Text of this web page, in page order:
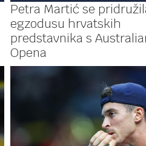
Petra Martić se
egzodusu hrvatskih
predstavnika s
Opena